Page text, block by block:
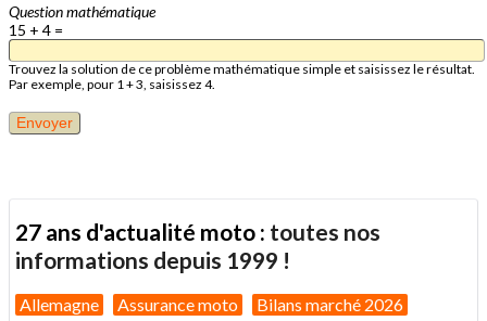
Question mathématique
15 + 4 =
Trouvez la solution de ce problème mathématique simple et saisissez le résultat.
Par exemple, pour 1 + 3, saisissez 4.
27 ans d'actualité moto : toutes nos
informations depuis 1999 !
Allemagne Assurance moto Bilans marché 2026